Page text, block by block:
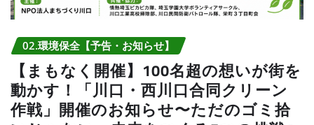
02.環境保全【予告・お知らせ】
【まもなく開催】100名超の想いが街を
動かす！「川口・西川口合同クリーン
作戦」開催のお知らせ〜ただのゴミ拾